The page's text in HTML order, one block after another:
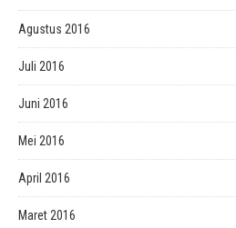
Agustus 2016
Juli 2016
Juni 2016
Mei 2016
April 2016
Maret 2016